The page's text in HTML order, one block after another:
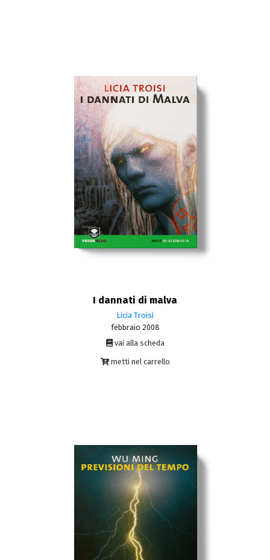
I dannati di malva
Licia Troisi
febbraio 2008
vai alla scheda
metti nel carrello